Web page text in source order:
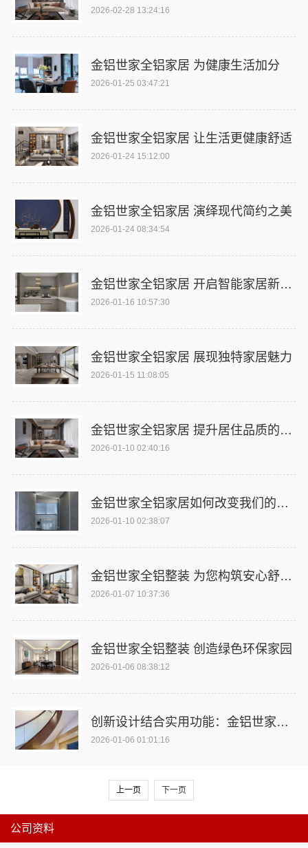
2026-02-28 13:24:16
金铝世家全铝家居 为健康生活加分
2026-01-25 03:47:21
金铝世家全铝家居 让生活更健康舒适
2026-01-24 15:12:00
金铝世家全铝家居 演绎现代简约之美
2026-01-24 08:34:54
金铝世家全铝家居 开启智能家居新时代
2026-01-16 10:57:30
金铝世家全铝家居 展现独特家居魅力
2026-01-15 11:08:05
金铝世家全铝家居 提升居住品质的关键
2026-01-10 02:40:16
金铝世家全铝家居如何改变我们的居住体验
2026-01-10 02:38:07
金铝世家全铝整装 为您构筑安心舒适家
2026-01-07 10:37:36
金铝世家全铝整装 创造绿色环保家园
2026-01-06 08:38:12
创新设计结合实用功能：金铝世家全铝整装解析
2026-01-06 01:01:16
上一页 下一页
公司资料